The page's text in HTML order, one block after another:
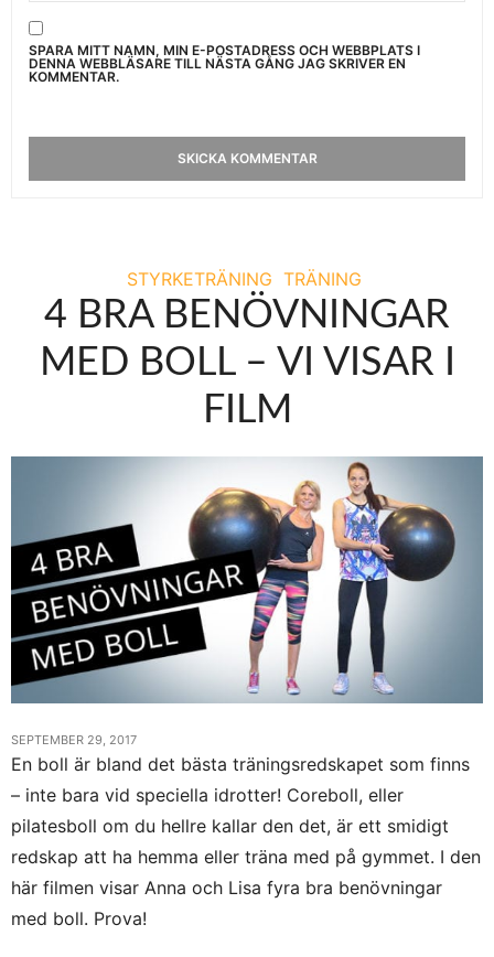
SPARA MITT NAMN, MIN E-POSTADRESS OCH WEBBPLATS I
DENNA WEBBLÄSARE TILL NÄSTA GÅNG JAG SKRIVER EN
KOMMENTAR.
STYRKETRÄNING TRÄNING
4 BRA BENÖVNINGAR
MED BOLL – VI VISAR I
FILM
SEPTEMBER 29, 2017
En boll är bland det bästa träningsredskapet som finns
– inte bara vid speciella idrotter! Coreboll, eller
pilatesboll om du hellre kallar den det, är ett smidigt
redskap att ha hemma eller träna med på gymmet. I den
här filmen visar Anna och Lisa fyra bra benövningar
med boll. Prova!